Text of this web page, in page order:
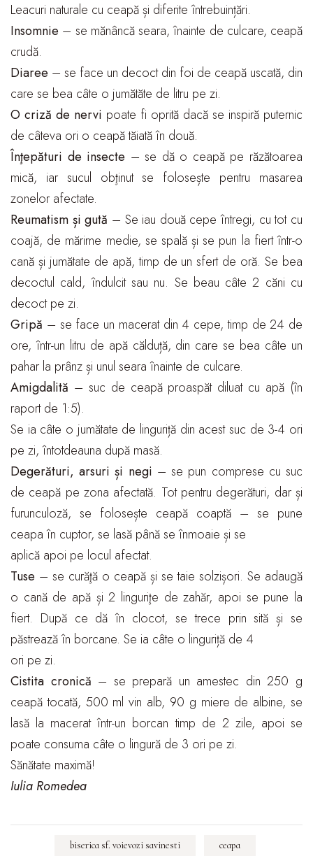
Leacuri naturale cu ceapă și diferite întrebuințări.
Insomnie – se mănâncă seara, înainte de culcare, ceapă
crudă.
Diaree – se face un decoct din foi de ceapă uscată, din
care se bea câte o jumătăte de litru pe zi.
O criză de nervi poate fi oprită dacă se inspiră puternic
de câteva ori o ceapă tăiată în două.
Înţepături de insecte – se dă o ceapă pe răzătoarea
mică, iar sucul obţinut se folosește pentru masarea
zonelor afectate.
Reumatism și gută – Se iau două cepe întregi, cu tot cu
coajă, de mărime medie, se spală și se pun la fiert într-o
cană și jumătate de apă, timp de un sfert de oră. Se bea
decoctul cald, îndulcit sau nu. Se beau câte 2 căni cu
decoct pe zi.
Gripă – se face un macerat din 4 cepe, timp de 24 de
ore, într-un litru de apă călduță, din care se bea câte un
pahar la prânz și unul seara înainte de culcare.
Amigdalită – suc de ceapă proaspăt diluat cu apă (în
raport de 1:5).
Se ia câte o jumătate de linguriță din acest suc de 3-4 ori
pe zi, întotdeauna după masă.
Degerături, arsuri și negi – se pun comprese cu suc
de ceapă pe zona afectată. Tot pentru degerături, dar și
furunculoză, se folosește ceapă coaptă – se pune
ceapa în cuptor, se lasă până se înmoaie și se
aplică apoi pe locul afectat.
Tuse – se curăţă o ceapă și se taie solzișori. Se adaugă
o cană de apă și 2 linguriţe de zahăr, apoi se pune la
fiert. După ce dă în clocot, se trece prin sită și se
păstrează în borcane. Se ia câte o linguriță de 4
ori pe zi.
Cistita cronică – se prepară un amestec din 250 g
ceapă tocată, 500 ml vin alb, 90 g miere de albine, se
lasă la macerat într-un borcan timp de 2 zile, apoi se
poate consuma câte o lingură de 3 ori pe zi.
Sănătate maximă!
Iulia Romedea
biserica sf. voievozi savinesti ceapa